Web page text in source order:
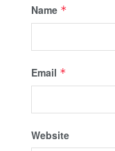
Name *
Email *
Website